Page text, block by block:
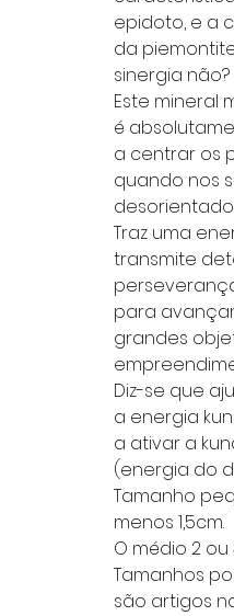
epidoto, e a
da
sinergia não?
Este mineral
é
a centrar os
quando nos
Traz uma
transmite
para
grandes
Diz-se que
a energia
a ativar a
(energia do
Tamanho
menos 1,5cm.
O médio 2 ou
Tamanhos
são artigos